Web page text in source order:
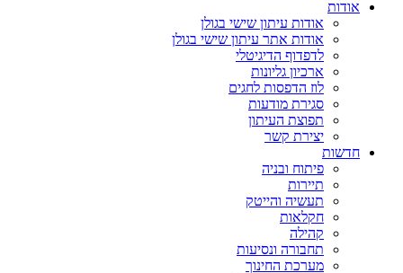
אודות
אודות עיתון שישי בגולן
אודות אתר עיתון שישי בגולן
לדפדוף הדיגיטלי
ארכיון גליונות
לוז הדפסות לחגים
סגירת מודעות
תפוצת העיתון
יצירת קשר
חדשות
פיתוח ובניה
תיירות
תעשיה והייטק
חקלאות
קהילה
תחבורה ונסיעות
מערכת החינוך